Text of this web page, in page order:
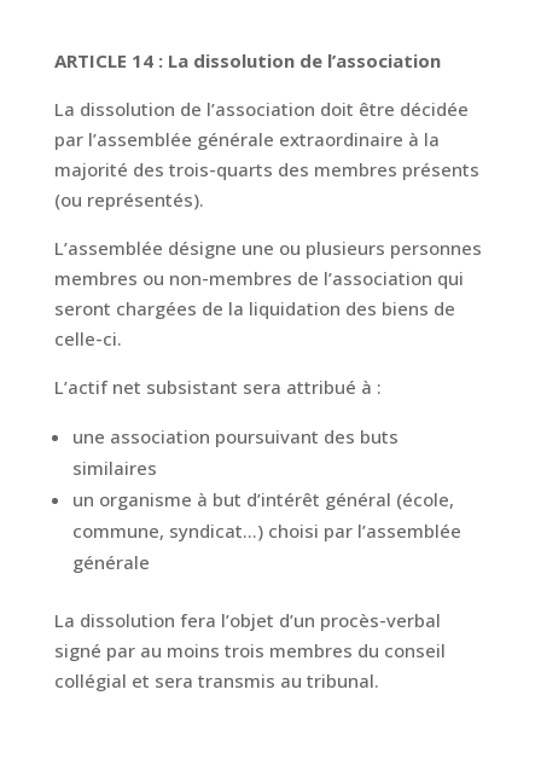
ARTICLE 14 : La dissolution de l’association
La dissolution de l’association doit être décidée
par l’assemblée générale extraordinaire à la
majorité des trois-quarts des membres présents
(ou représentés).
L’assemblée désigne une ou plusieurs personnes
membres ou non-membres de l’association qui
seront chargées de la liquidation des biens de
celle-ci.
L’actif net subsistant sera attribué à :
une association poursuivant des buts
similaires
un organisme à but d’intérêt général (école,
commune, syndicat…) choisi par l’assemblée
générale
La dissolution fera l’objet d’un procès-verbal
signé par au moins trois membres du conseil
collégial et sera transmis au tribunal.